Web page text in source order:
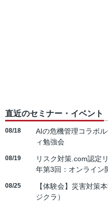
直近のセミナー・イベント
08/18
AIの危機管理コラボ
ィ勉強会
08/19
リスク対策.com認定
年第3回：オンライン
08/25
【体験会】災害対策
ジクラ）